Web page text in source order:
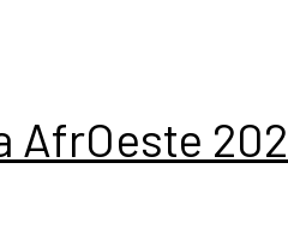
AfrOeste